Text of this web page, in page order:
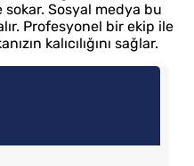
Sosyal medya bu
Profesyonel bir ekip ile
kalıcılığını sağlar.